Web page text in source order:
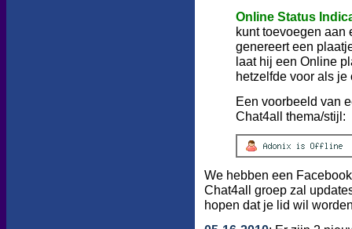
Online Status
kunt toevoegen aan
genereert een
laat hij een Online
hetzelfde voor als je
Een voorbeeld van
Chat4all thema/stijl:
We hebben een
Chat4all groep zal
hopen dat je lid wil